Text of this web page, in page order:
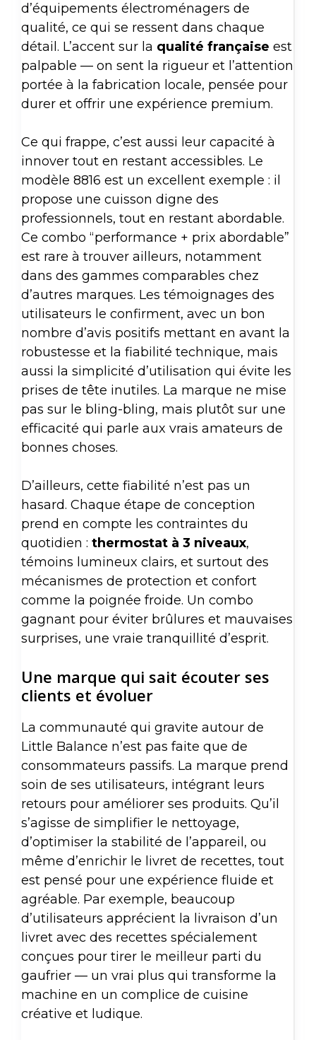
d’équipements électroménagers de
qualité, ce qui se ressent dans chaque
détail. L’accent sur la qualité française est
palpable — on sent la rigueur et l’attention
portée à la fabrication locale, pensée pour
durer et offrir une expérience premium.
Ce qui frappe, c’est aussi leur capacité à
innover tout en restant accessibles. Le
modèle 8816 est un excellent exemple : il
propose une cuisson digne des
professionnels, tout en restant abordable.
Ce combo “performance + prix abordable”
est rare à trouver ailleurs, notamment
dans des gammes comparables chez
d’autres marques. Les témoignages des
utilisateurs le confirment, avec un bon
nombre d’avis positifs mettant en avant la
robustesse et la fiabilité technique, mais
aussi la simplicité d’utilisation qui évite les
prises de tête inutiles. La marque ne mise
pas sur le bling-bling, mais plutôt sur une
efficacité qui parle aux vrais amateurs de
bonnes choses.
D’ailleurs, cette fiabilité n’est pas un
hasard. Chaque étape de conception
prend en compte les contraintes du
quotidien : thermostat à 3 niveaux,
témoins lumineux clairs, et surtout des
mécanismes de protection et confort
comme la poignée froide. Un combo
gagnant pour éviter brûlures et mauvaises
surprises, une vraie tranquillité d’esprit.
Une marque qui sait écouter ses
clients et évoluer
La communauté qui gravite autour de
Little Balance n’est pas faite que de
consommateurs passifs. La marque prend
soin de ses utilisateurs, intégrant leurs
retours pour améliorer ses produits. Qu’il
s’agisse de simplifier le nettoyage,
d’optimiser la stabilité de l’appareil, ou
même d’enrichir le livret de recettes, tout
est pensé pour une expérience fluide et
agréable. Par exemple, beaucoup
d’utilisateurs apprécient la livraison d’un
livret avec des recettes spécialement
conçues pour tirer le meilleur parti du
gaufrier — un vrai plus qui transforme la
machine en un complice de cuisine
créative et ludique.